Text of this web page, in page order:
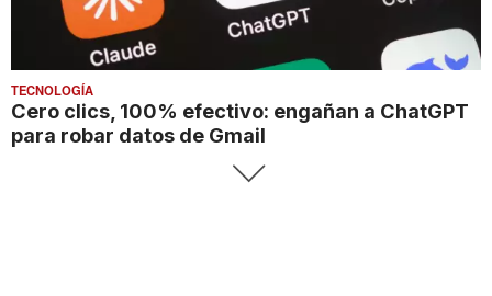
TECNOLOGÍA
Cero clics, 100% efectivo: engañan a ChatGPT
para robar datos de Gmail